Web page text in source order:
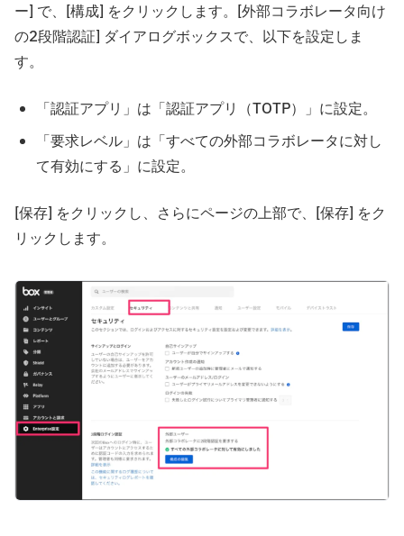
ー] で、[構成] をクリックします。[外部コラボレータ向け
の2段階認証] ダイアログボックスで、以下を設定しま
す。
「認証アプリ」は「認証アプリ（TOTP）」に設定。
「要求レベル」は「すべての外部コラボレータに対し
て有効にする」に設定。
[保存] をクリックし、さらにページの上部で、[保存] をク
リックします。